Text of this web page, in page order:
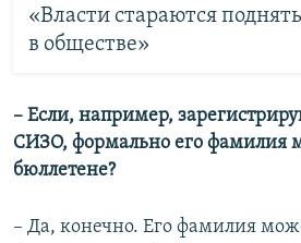
«Власти стараются
в обществе»
– Если, например,
СИЗО, формально его фамилия
бюллетене?
– Да, конечно. Его фамилия